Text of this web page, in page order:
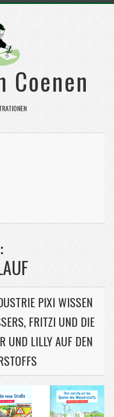
Coenen
PIXI WISSEN
FRITZI UND DIE
LILLY AUF DEN S